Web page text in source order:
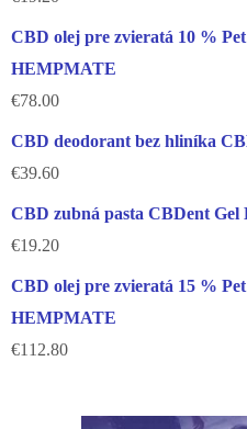
CBD olej pre zvieratá 10 %
HEMPMATE
€78.00
CBD deodorant bez hliníka
€39.60
CBD zubná pasta CBDent
€19.20
CBD olej pre zvieratá 15 %
HEMPMATE
€112.80